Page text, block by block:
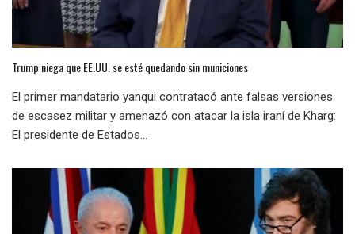
Trump niega que EE.UU. se esté quedando sin municiones
El primer mandatario yanqui contratacó ante falsas versiones
de escasez militar y amenazó con atacar la isla iraní de Kharg:
El presidente de Estados...